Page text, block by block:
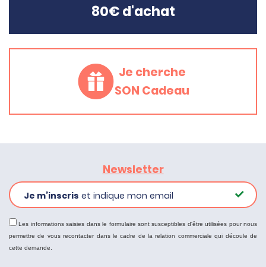
80€ d'achat
Je cherche
SON Cadeau
Newsletter
Je m’inscris et indique mon email
Les informations saisies dans le formulaire sont susceptibles d'être utilisées pour nous
permettre de vous recontacter dans le cadre de la relation commerciale qui découle de
cette demande.